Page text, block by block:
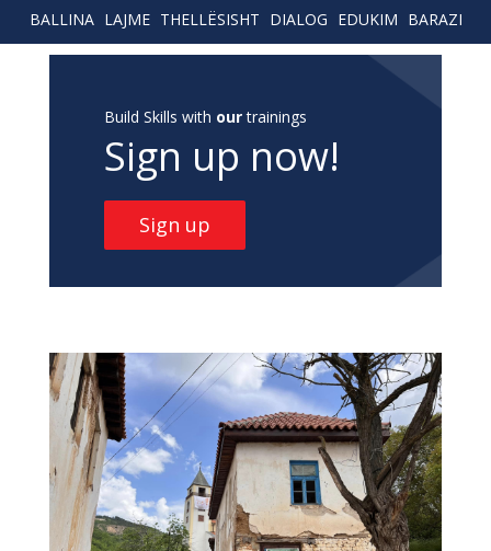
BALLINA LAJME THELLËSISHT DIALOG EDUKIM BARAZI
Build Skills with ourtrainings
Sign up now!
Sign up